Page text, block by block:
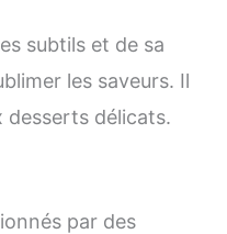
subtils et de sa
les saveurs. Il
desserts délicats.
par des